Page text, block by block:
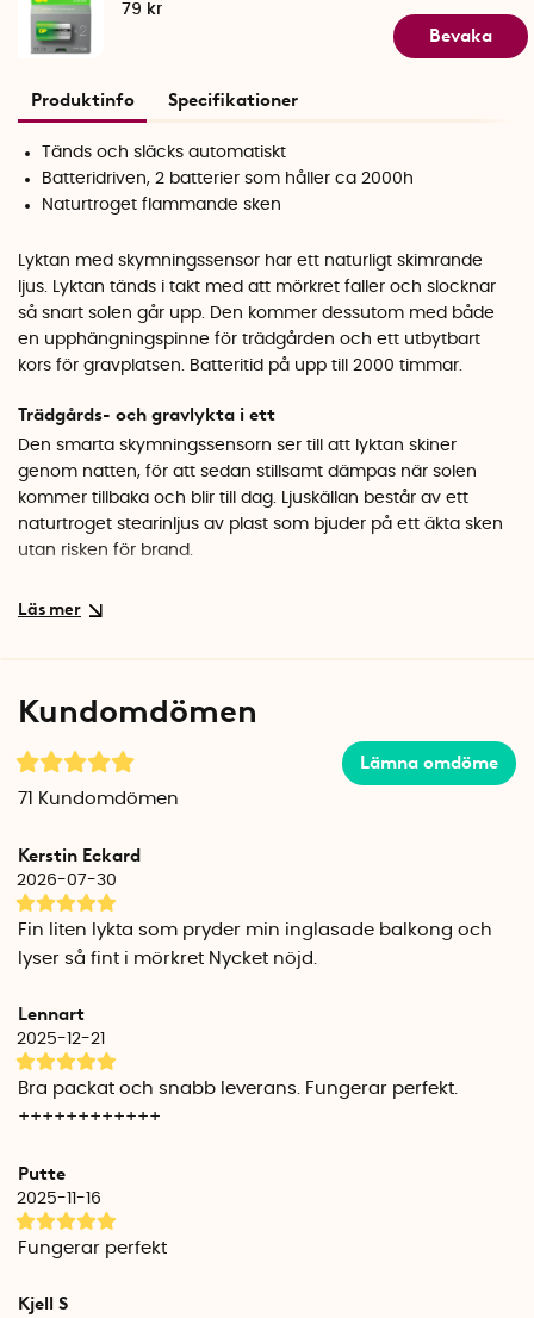
79 kr
Bevaka
Produktinfo Specifikationer
Tänds och släcks automatiskt
Batteridriven, 2 batterier som håller ca 2000h
Naturtroget flammande sken
Lyktan med skymningssensor har ett naturligt skimrande
ljus. Lyktan tänds i takt med att mörkret faller och slocknar
så snart solen går upp. Den kommer dessutom med både
en upphängningspinne för trädgården och ett utbytbart
kors för gravplatsen. Batteritid på upp till 2000 timmar.
Trädgårds- och gravlykta i ett
Den smarta skymningssensorn ser till att lyktan skiner
genom natten, för att sedan stillsamt dämpas när solen
kommer tillbaka och blir till dag. Ljuskällan består av ett
naturtroget stearinljus av plast som bjuder på ett äkta sken
utan risken för brand.
Batteridriven
plastglasrutor med fasettkanter och detaljer i
Välj mellan upphängningspinne eller kors
Obs! Batterier köps separat.
Specifikationer
Bredd: 19 cm
Djup: 16 cm
Vattentät IP44
Kundomdömen
Lämna omdöme
71 Kundomdömen
Kerstin Eckard
2026-07-30
Fin liten lykta som pryder min inglasade balkong och
lyser så fint i mörkret Nycket nöjd.
Lennart
2025-12-21
Bra packat och snabb leverans. Fungerar perfekt.
++++++++++++
Putte
2025-11-16
Fungerar perfekt
Kjell S